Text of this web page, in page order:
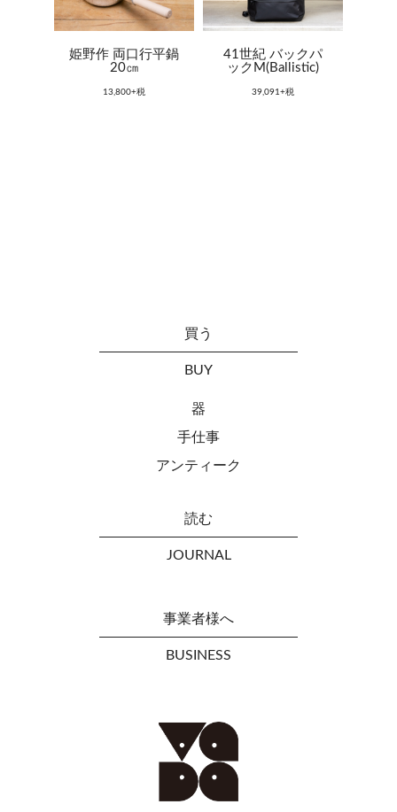
姫野作 両口行平鍋
20㎝
13,800+税
41世紀 バックパ
ックM(Ballistic)
39,091+税
買う
BUY
器
手仕事
アンティーク
読む
JOURNAL
事業者様へ
BUSINESS